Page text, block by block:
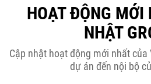
HOẠT ĐỘNG MỚI
NHẬT
Cập nhật hoạt động mới nhất
dự án đến nội bộ